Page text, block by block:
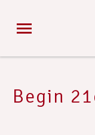
Begin